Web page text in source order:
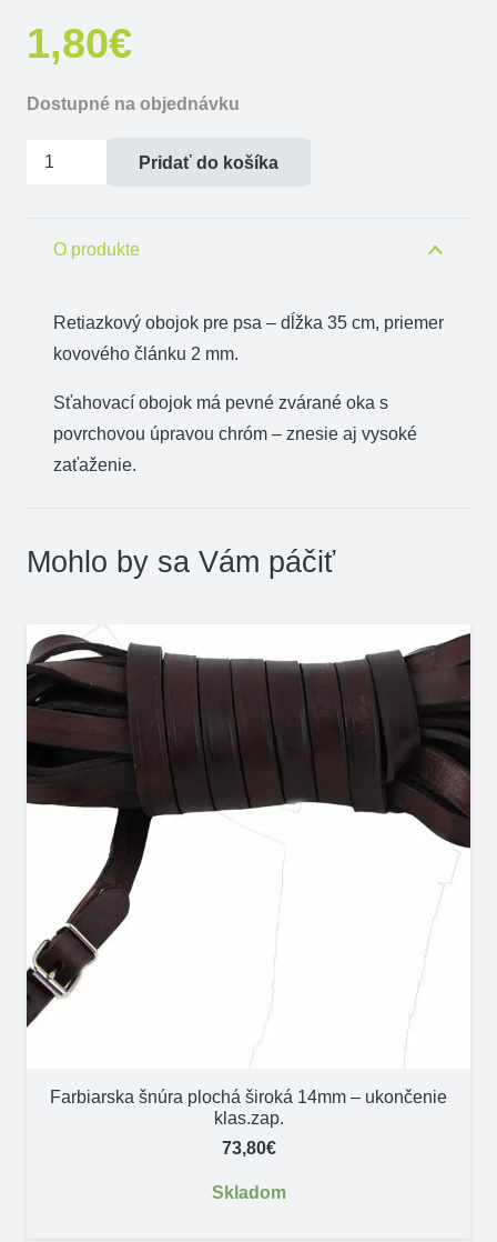
1,80€
Dostupné na objednávku
množstvo
jednoradový,
Pridať do košíka
O produkte
Retiazkový obojok pre psa – dĺžka 35 cm, priemer
kovového článku 2 mm.
Sťahovací obojok má pevné zvárané oka s
povrchovou úpravou chróm – znesie aj vysoké
zaťaženie.
Mohlo by sa Vám páčiť
Farbiarska šnúra plochá široká 14mm – ukončenie
klas.zap.
73,80€
Skladom